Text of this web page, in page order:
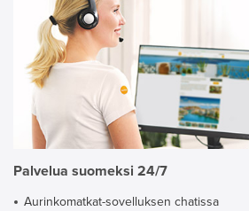
Palvelua suomeksi 24/7
Aurinkomatkat-sovelluksen chatissa